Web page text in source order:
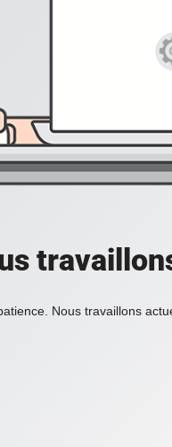
Nous travaillons